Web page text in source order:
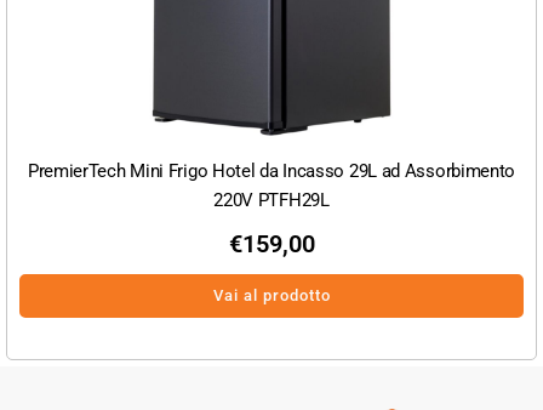
PremierTech Mini Frigo Hotel da Incasso 29L ad Assorbimento
220V PTFH29L
€159,00
Vai al prodotto